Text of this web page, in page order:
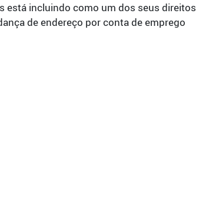
está incluindo como um dos seus direitos
de endereço por conta de emprego